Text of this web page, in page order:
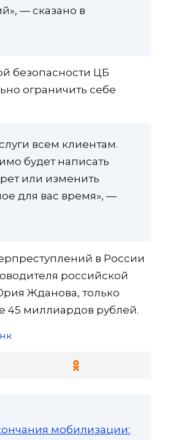
— сказано в
безопасности ЦБ
ограничить себе
всем клиентам.
будет написать
или изменить
для вас время», —
в России
российской
Жданова, только
45 миллиардов рублей.
мобилизации: